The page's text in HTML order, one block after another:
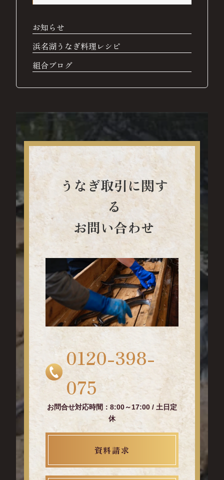
お知らせ
浜名湖うなぎ料理レシピ
組合ブログ
うなぎ取引に関す
る
お問い合わせ
0120-398-
075
お問合せ対応時間：8:00～17:00 / 土日定
休
資料請求